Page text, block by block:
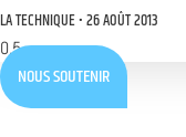
LA TECHNIQUE 26 AOÛT 2013
NOUS SOUTENIR